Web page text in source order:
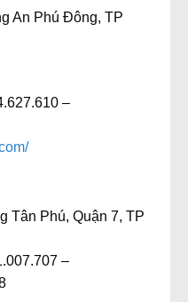
An Phú Đông, TP
–
Tân Phú, Quận 7, TP
–